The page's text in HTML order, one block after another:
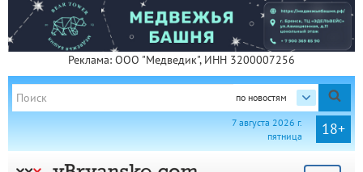
Реклама: ООО "Медведик", ИНН 3200007256
по новостям
18+
7 августа 2026 г.
пятница